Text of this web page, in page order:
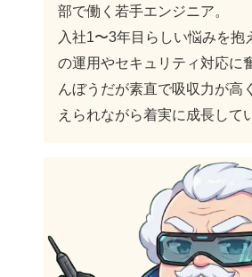
部で働く若手エンジニア。
入社1〜3年目らしい悩みを抱
の運用やセキュリティ対応に
んぼうだが素直で吸収力が高
えられながら着実に成長して